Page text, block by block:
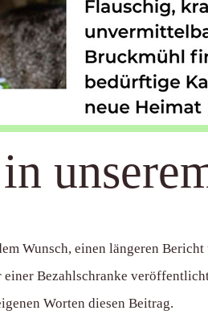
Wunsch, einen längeren
Bezahlschranke
Worten diesen Beitrag.